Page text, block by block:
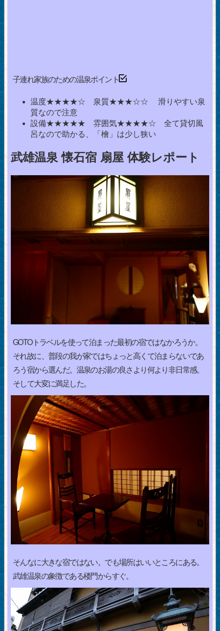
子連れ家族のための温泉ポイント
温度★★★★☆ 泉質★★★☆☆ 滑りやすい泉
質なので注意
設備★★★★★ 雰囲気★★★★☆ 全て貸切風
呂なので助かる、「檜」は少し狭い
武雄温泉 懐石宿 扇屋 体験レポート
GOTOトラベルを使って泊まった最初の宿ではなかろうか。
それ故に、普段の我が家ではちょっと高くて泊まらないであ
ろう宿から選んだ。温泉のお湯の良さより何より非日常感。
そして大変に満足した。
そんなに大きな宿ではない。でも場所はいいところにある。
武雄温泉の象徴である楼門からすぐ。